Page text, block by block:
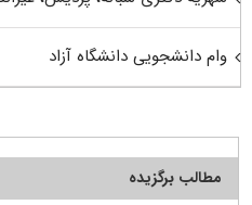
وام دانشجویی دانشگاه آزاد
مطالب برگزیده